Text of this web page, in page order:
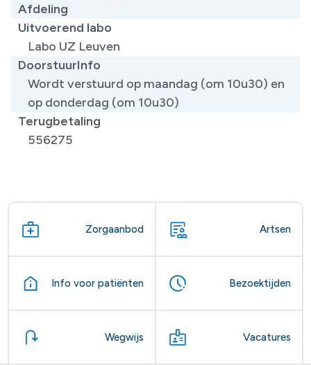
Afdeling
Uitvoerend labo
Labo UZ Leuven
DoorstuurInfo
Wordt verstuurd op maandag (om 10u30) en
op donderdag (om 10u30)
Terugbetaling
556275
Zorgaanbod Artsen
Info voor patiënten Bezoektijden
Wegwijs Vacatures